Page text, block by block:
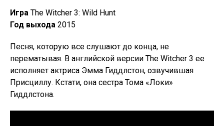
Игра The Witcher 3: Wild Hunt
Год выхода 2015
Песня, которую все слушают до конца, не
перематывая. В английской версии The Witcher 3 ее
исполняет актриса Эмма Гиддлстон, озвучившая
Присциллу. Кстати, она сестра Тома «Локи»
Гиддлстона.